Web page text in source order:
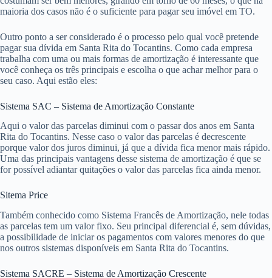
maioria dos casos não é o suficiente para pagar seu imóvel em TO.
Outro ponto a ser considerado é o processo pelo qual você pretende
pagar sua dívida em Santa Rita do Tocantins. Como cada empresa
trabalha com uma ou mais formas de amortização é interessante que
você conheça os três principais e escolha o que achar melhor para o
seu caso. Aqui estão eles:
Sistema SAC – Sistema de Amortização Constante
Aqui o valor das parcelas diminui com o passar dos anos em Santa
Rita do Tocantins. Nesse caso o valor das parcelas é decrescente
porque valor dos juros diminui, já que a dívida fica menor mais rápido.
Uma das principais vantagens desse sistema de amortização é que se
for possível adiantar quitações o valor das parcelas fica ainda menor.
Sitema Price
Também conhecido como Sistema Francês de Amortização, nele todas
as parcelas tem um valor fixo. Seu principal diferencial é, sem dúvidas,
a possibilidade de iniciar os pagamentos com valores menores do que
nos outros sistemas disponíveis em Santa Rita do Tocantins.
Sistema SACRE – Sistema de Amortização Crescente